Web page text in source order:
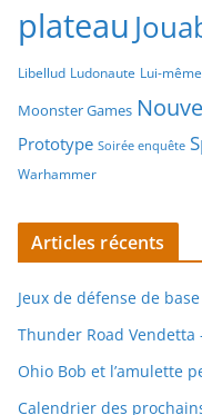
plateau
Libellud Ludonaute Lui-même
Moonster Games
Prototype Soirée enquête
Warhammer
Articles récents
Jeux de défense de
Thunder Road Vendetta
Ohio Bob et l’amulette
Calendrier des